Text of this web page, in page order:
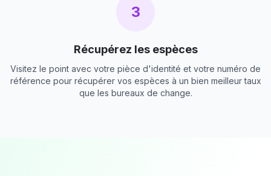
3
Récupérez les espèces
Visitez le point avec votre pièce d'identité et votre numéro de
référence pour récupérer vos espèces à un bien meilleur taux
que les bureaux de change.